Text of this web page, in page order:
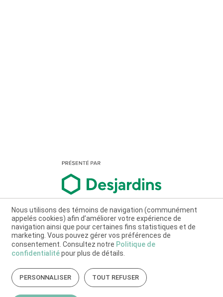
Nous utilisons des témoins de navigation (communément
appelés cookies) afin d’améliorer votre expérience de
navigation ainsi que pour certaines fins statistiques et de
marketing. Vous pouvez gérer vos préférences de
consentement. Consultez notre Politique de
confidentialitépour plus de détails.
PERSONNALISER TOUT REFUSER